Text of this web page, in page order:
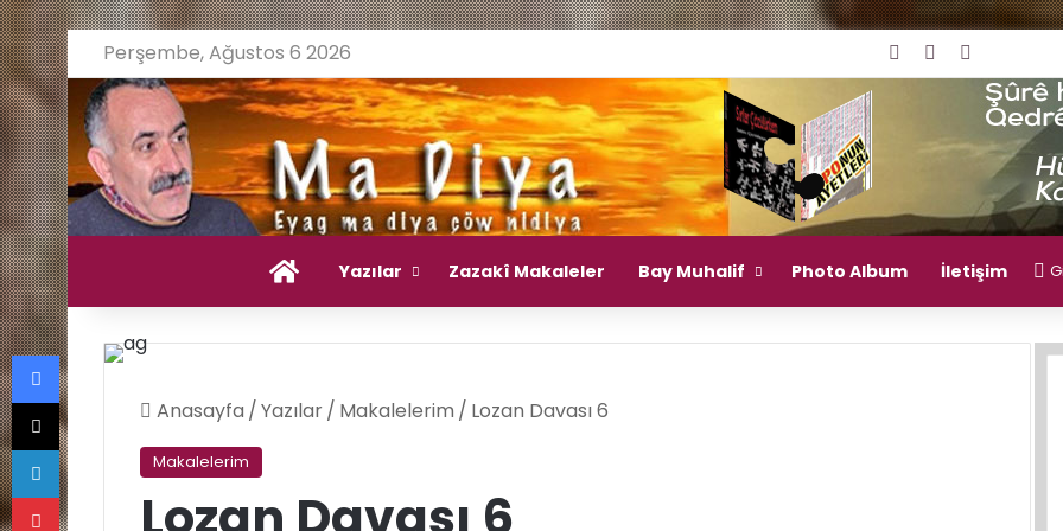
Perşembe, Ağustos 6 2026 Giriş YapRastgele
Ana Sayfa
Yazılar Zazakî Makaleler Bay Muhalif Photo Album İletişim
Anasayfa /Yazılar/ Makalelerim / Lozan Davası 6
Makalelerim
Lozan Davası 6
Facebook
X
LinkedIn
Pinterest